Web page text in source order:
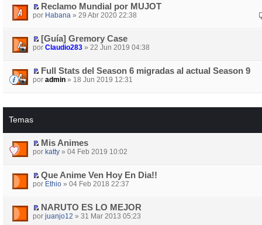
Reclamo Mundial por MUJOT
por Habana » 29 Abr 2020 22:38
[Guía] Gremory Case
por Claudio283 » 22 Jun 2019 04:38
Full Stats del Season 6 migradas al actual Season 9
por admin » 18 Jun 2019 12:31
Temas
Mis Animes
por katty » 04 Feb 2019 10:02
Que Anime Ven Hoy En Dia!!
por Ethio » 04 Feb 2018 22:37
NARUTO ES LO MEJOR
por juanjo12 » 31 Mar 2013 05:23